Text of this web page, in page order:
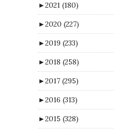
►2021 (180)
►2020 (227)
►2019 (233)
►2018 (258)
►2017 (295)
►2016 (313)
►2015 (328)